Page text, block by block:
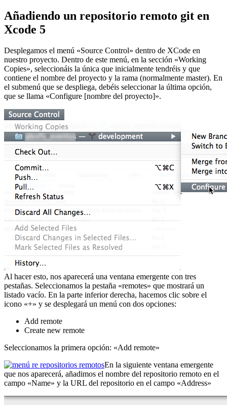
Añadiendo un repositorio remoto git en
Xcode 5
Desplegamos el menú «Source Control» dentro de XCode en
nuestro proyecto. Dentro de este menú, en la sección «Working
Copies», seleccionáis la única que inicialmente tendréis y que
contiene el nombre del proyecto y la rama (normalmente master). En
el submenú que se despliega, debéis seleccionar la última opción,
que se llama «Configure [nombre del proyecto]».
Al hacer esto, nos aparecerá una ventana emergente con tres
pestañas. Seleccionamos la pestaña «remotes» que mostrará un
listado vacío. En la parte inferior derecha, hacemos clic sobre el
icono «+» y se desplegará un menú con dos opciones:
Add remote
Create new remote
Seleccionamos la primera opción: «Add remote»
En la siguiente ventana emergente
que nos aparecerá, añadimos el nombre del repositorio remoto en el
campo «Name» y la URL del repositorio en el campo «Address»